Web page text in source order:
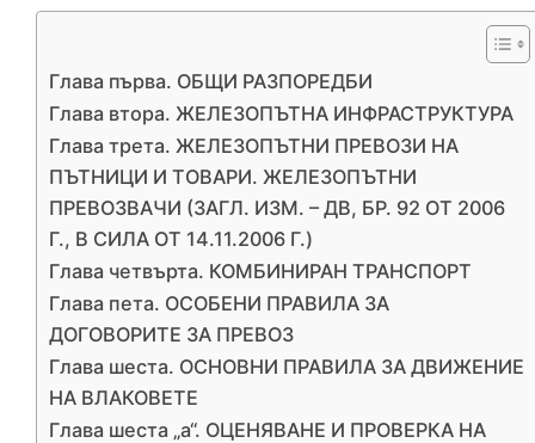
Глава първа. ОБЩИ РАЗПОРЕДБИ
Глава втора. ЖЕЛЕЗОПЪТНА ИНФРАСТРУКТУРА
Глава трета. ЖЕЛЕЗОПЪТНИ ПРЕВОЗИ НА
ПЪТНИЦИ И ТОВАРИ. ЖЕЛЕЗОПЪТНИ
ПРЕВОЗВАЧИ (ЗАГЛ. ИЗМ. – ДВ, БР. 92 ОТ 2006
Г., В СИЛА ОТ 14.11.2006 Г.)
Глава четвърта. КОМБИНИРАН ТРАНСПОРТ
Глава пета. ОСОБЕНИ ПРАВИЛА ЗА
ДОГОВОРИТЕ ЗА ПРЕВОЗ
Глава шеста. ОСНОВНИ ПРАВИЛА ЗА ДВИЖЕНИЕ
НА ВЛАКОВЕТЕ
Глава шеста „а“. ОЦЕНЯВАНЕ И ПРОВЕРКА НА